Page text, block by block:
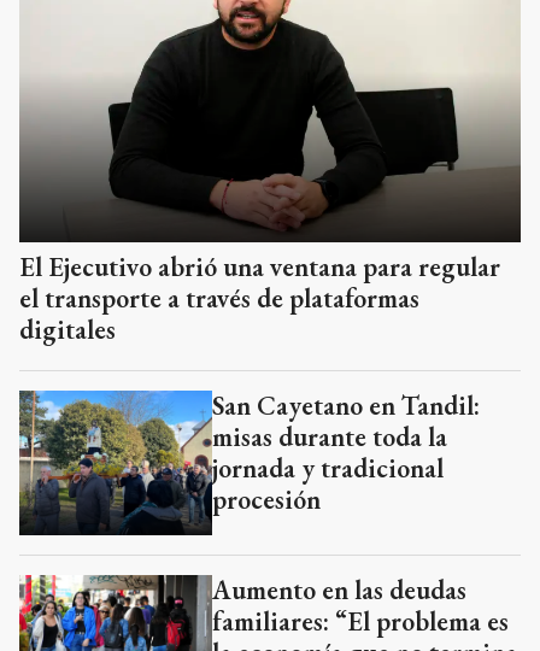
El Ejecutivo abrió una ventana para regular
el transporte a través de plataformas
digitales
misas durante toda la
jornada y tradicional
procesión
Aumento en las deudas
familiares: “El problema es
la economía que no termina
de reactivarse”